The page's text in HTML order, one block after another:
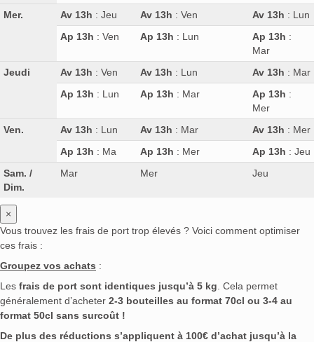
Mer.
Av 13h : Jeu Av 13h : Ven Av 13h : Lun
Ap 13h : Ven Ap 13h : Lun Ap 13h :
Mar
Jeudi
Av 13h : Ven Av 13h : Lun Av 13h : Mar
Ap 13h : Lun Ap 13h : Mar Ap 13h :
Mer
Ven.
Av 13h : Lun Av 13h : Mar Av 13h : Mer
Ap 13h : Ma Ap 13h : Mer Ap 13h : Jeu
Sam. /
Dim.
Mar Mer Jeu
×
Vous trouvez les frais de port trop élevés ? Voici comment optimiser
ces frais :
Groupez vos achats :
Les frais de port sont identiques jusqu’à 5 kg . Cela permet
généralement d’acheter 2-3 bouteilles au format 70cl ou 3-4 au
format 50cl sans surcoût !
De plus des réductions s’appliquent à 100€ d’achat jusqu’à la